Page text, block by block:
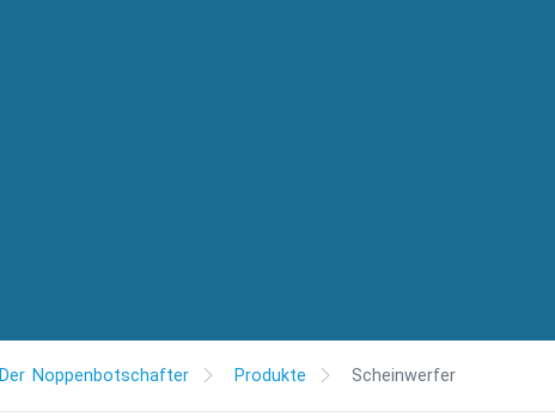
Der Noppenbotschafter Produkte Scheinwerfer